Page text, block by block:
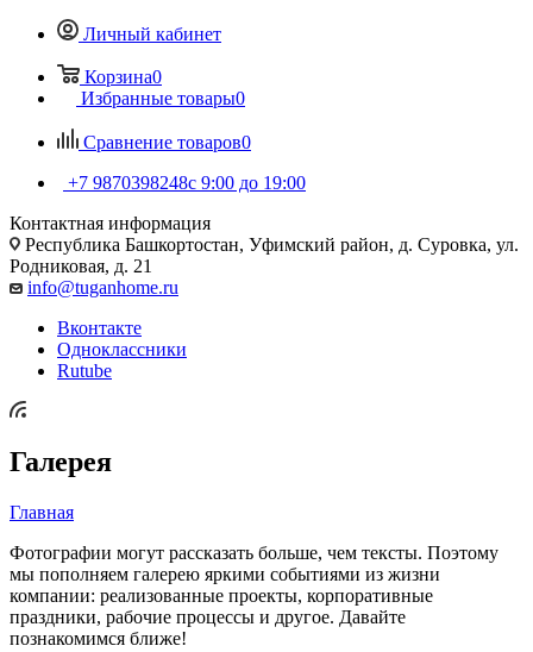
Личный кабинет
Корзина0
Избранные товары0
Сравнение товаров0
+7 9870398248с 9:00 до 19:00
Контактная информация
Республика Башкортостан, Уфимский район, д. Суровка, ул.
Родниковая, д. 21
info@tuganhome.ru
Вконтакте
Одноклассники
Rutube
Галерея
Главная
Фотографии могут рассказать больше, чем тексты. Поэтому
мы пополняем галерею яркими событиями из жизни
компании: реализованные проекты, корпоративные
праздники, рабочие процессы и другое. Давайте
познакомимся ближе!